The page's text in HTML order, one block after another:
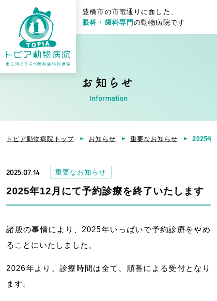
豊橋市の市電通りに面した、
眼科・歯科専門の動物病院です
お知らせ
Information
トピア動物病院トップ お知らせ 重要なお知らせ 2025年
2025.07.14 重要なお知らせ
2025年12月にて予約診療を終了いたします
諸般の事情により、2025年いっぱいで予約診療をやめ
ることにいたしました。
2026年より、診療時間は全て、順番による受付となり
ます。